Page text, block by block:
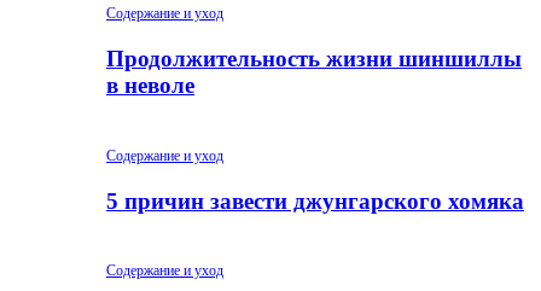
Содержание и уход
Продолжительность жизни шиншиллы
в неволе
Содержание и уход
5 причин завести джунгарского хомяка
Содержание и уход